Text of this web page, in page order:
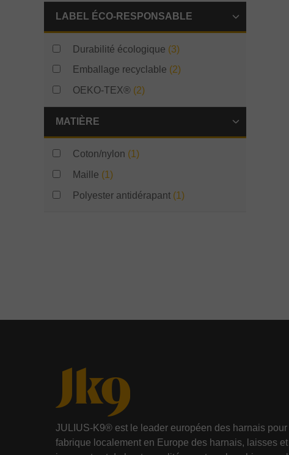
LABEL ÉCO-RESPONSABLE
Durabilité écologique (3)
Emballage recyclable (2)
OEKO-TEX®(2)
MATIÈRE
Coton/nylon (1)
Maille (1)
Polyester antidérapant(1)
JULIUS-K9® est le leader européen des harnais
fabrique localement en Europe des harnais, laisses